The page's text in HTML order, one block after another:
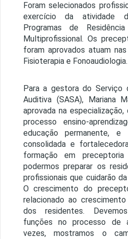
Foram selecionados
exercício da atividade
Programas de
Multiprofissional. Os
foram aprovados atuam
Fisioterapia e Fonoaudiologia.
Para a gestora do Serviço
Auditiva (SASA), Mariana
aprovada na
processo ensino-
educação permanente,
consolidada e
formação em
podermos preparar os
profissionais que cuidarão
O crescimento do
relacionado ao
dos residentes.
funções no processo de
vezes, mostramos o